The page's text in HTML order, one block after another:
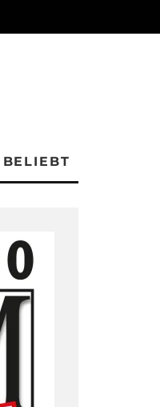
BELIEBT